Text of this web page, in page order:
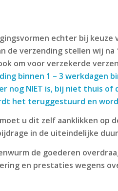
echter bij
de verzending stellen wij
om voor verzekerde
binnen 1 – 3 werkdagen
nog NIET is, bij niet thuis
het teruggestuurd en
u dit zelf aanklikken op
in de uiteindelijke
de goederen
en prestaties wegens